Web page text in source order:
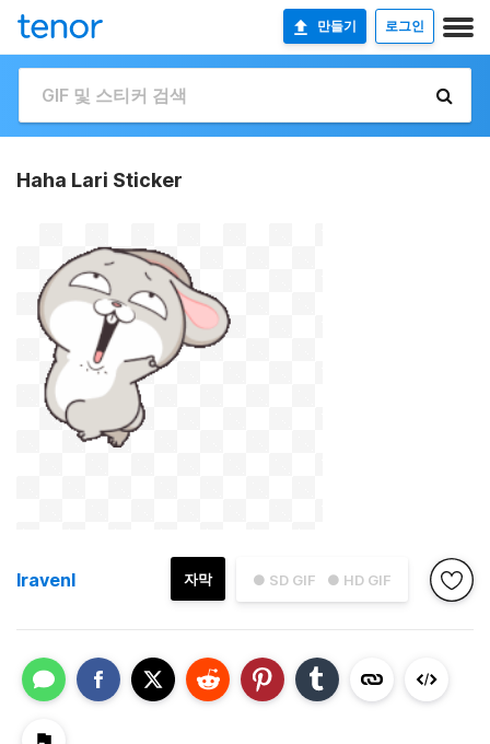
만들기 로그인
Haha Lari Sticker
● SD GIF ● HD GIF
자막
lravenl